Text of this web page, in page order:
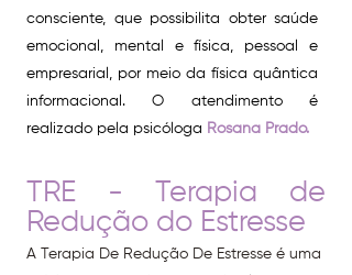
consciente, que possibilita obter saúde
emocional, mental e física, pessoal e
empresarial, por meio da física quântica
informacional. O atendimento é
realizado pela psicóloga Rosana Prado.
TRE - Terapia de
Redução do Estresse
A Terapia De Redução De Estresse é uma